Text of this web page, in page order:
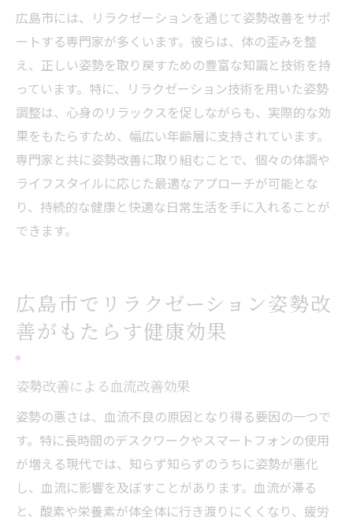
姿勢改善を通じて健康を促進する広島市西
区の取り組み
健康的な生活を支えるリラクゼーションの
役割
広島市で姿勢改善をサポートするリラクゼ
ーションサービス
リラクゼーションによる健康維持のための
姿勢改善法
姿勢改善による血行促進を広島市のリラクゼー
ションで実感
広島市での血行促進を目指したリラクゼー
ション体験
血行促進を助けるリラクゼーションのテク
リラクゼーションと姿勢改善の相乗効果で
健康促進
広島市で血行を改善するためのリラクゼー
ション施術
姿勢改善を通じた血行促進の具体的な事例
広島市には、リラクゼーションを通じて姿勢改善をサポ
ートする専門家が多くいます。彼らは、体の歪みを整
え、正しい姿勢を取り戻すための豊富な知識と技術を持
っています。特に、リラクゼーション技術を用いた姿勢
調整は、心身のリラックスを促しながらも、実際的な効
果をもたらすため、幅広い年齢層に支持されています。
専門家と共に姿勢改善に取り組むことで、個々の体調や
ライフスタイルに応じた最適なアプローチが可能とな
り、持続的な健康と快適な日常生活を手に入れることが
できます。
広島市でリラクゼーション姿勢改
善がもたらす健康効果
姿勢改善による血流改善効果
姿勢の悪さは、血流不良の原因となり得る要因の一つで
す。特に長時間のデスクワークやスマートフォンの使用
が増える現代では、知らず知らずのうちに姿勢が悪化
し、血流に影響を及ぼすことがあります。血流が滞る
と、酸素や栄養素が体全体に行き渡りにくくなり、疲労